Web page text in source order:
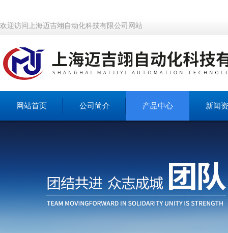
欢迎访问上海迈吉翊自动化科技有限公司网站
网站首页 公司简介 产品中心 新闻